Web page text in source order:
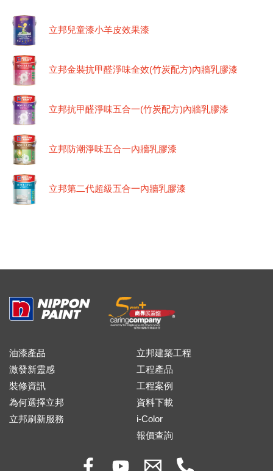
立邦兒童漆小羊皮效果漆
立邦金裝抗甲醛淨味全效(竹炭配方)內牆乳膠漆
立邦抗甲醛淨味五合一(竹炭配方)內牆乳膠漆
立邦防潮淨味五合一內牆乳膠漆
立邦第二代超級五合一內牆乳膠漆
油漆產品
激發新靈感
裝修資訊
為何選擇立邦
立邦刷新服務
立邦建築工程
工程產品
工程案例
資料下載
i-Color
報價查詢